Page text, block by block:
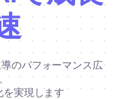
のパフォーマンス広
実現します